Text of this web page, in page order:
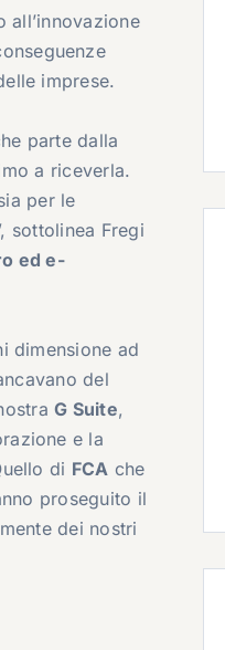
all’innovazione
imprese.
parte dalla
a riceverla.
per le
sottolinea Fregi
ed e-
dimensione ad
del
G Suite,
e la
di FCA che
proseguito il
dei nostri